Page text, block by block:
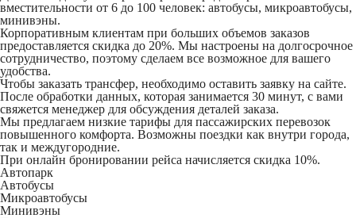
вместительности от 6 до 100 человек: автобусы, микроавтобусы,
минивэны.
Корпоративным клиентам при больших объемов заказов
предоставляется скидка до 20%. Мы настроены на долгосрочное
сотрудничество, поэтому сделаем все возможное для вашего
удобства.
Чтобы заказать трансфер, необходимо оставить заявку на сайте.
После обработки данных, которая занимается 30 минут, с вами
свяжется менеджер для обсуждения деталей заказа.
Мы предлагаем низкие тарифы для пассажирских перевозок
повышенного комфорта. Возможны поездки как внутри города,
так и междугородние.
При онлайн бронировании рейса начисляется скидка 10%.
Автопарк
Автобусы
Микроавтобусы
Минивэны